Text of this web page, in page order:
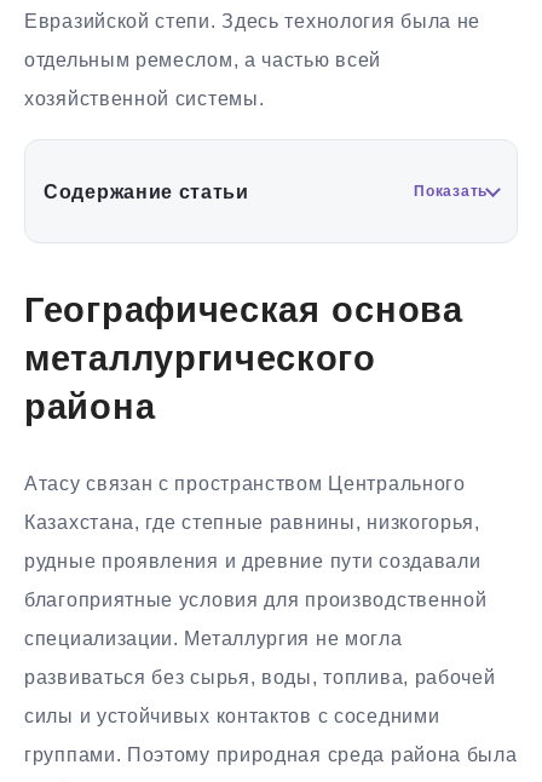
Евразийской степи. Здесь технология была не
отдельным ремеслом, а частью всей
хозяйственной системы.
Содержание статьи Показать
Географическая основа
металлургического
района
Атасу связан с пространством Центрального
Казахстана, где степные равнины, низкогорья,
рудные проявления и древние пути создавали
благоприятные условия для производственной
специализации. Металлургия не могла
развиваться без сырья, воды, топлива, рабочей
силы и устойчивых контактов с соседними
группами. Поэтому природная среда района была